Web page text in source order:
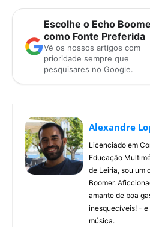
Escolhe o Echo
como Fonte Preferida
Vê os nossos artigos com
prioridade sempre que
pesquisares no Google.
Alexandre
Licenciado em
Educação
de Leiria, sou um
Boomer.
amante de boa
inesquecíveis! - e
música.